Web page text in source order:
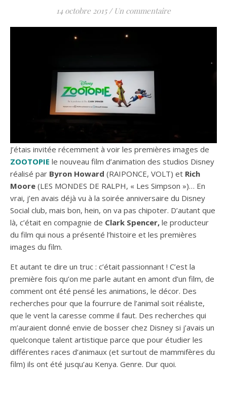
14 octobre 2015 / Un commentaire
J’étais invitée récemment à voir les premières images de
ZOOTOPIE le nouveau film d’animation des studios Disney
réalisé par Byron Howard (RAIPONCE, VOLT) et Rich
Moore (LES MONDES DE RALPH, « Les Simpson »)… En
vrai, j’en avais déjà vu à la soirée anniversaire du Disney
Social club, mais bon, hein, on va pas chipoter. D’autant que
là, c’était en compagnie de Clark Spencer, le producteur
du film qui nous a présenté l’histoire et les premières
images du film.
Et autant te dire un truc : c’était passionnant ! C’est la
première fois qu’on me parle autant en amont d’un film, de
comment ont été pensé les animations, le décor. Des
recherches pour que la fourrure de l’animal soit réaliste,
que le vent la caresse comme il faut. Des recherches qui
m’auraient donné envie de bosser chez Disney si j’avais un
quelconque talent artistique parce que pour étudier les
différentes races d’animaux (et surtout de mammifères du
film) ils ont été jusqu’au Kenya. Genre. Dur quoi.